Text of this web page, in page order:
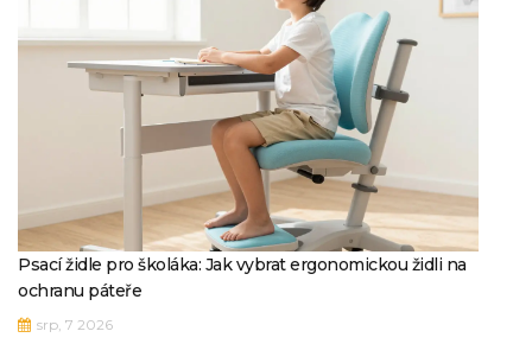
Psací židle pro školáka: Jak vybrat ergonomickou židli na
ochranu páteře
srp, 7 2026